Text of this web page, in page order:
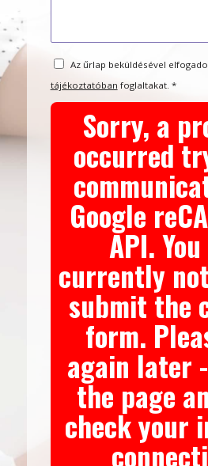
Az űrlap beküldésével
tájékoztatóban foglaltakat. *
Sorry, a
occurred
Google
API.
currently
submit the
form.
again later
the page
check your